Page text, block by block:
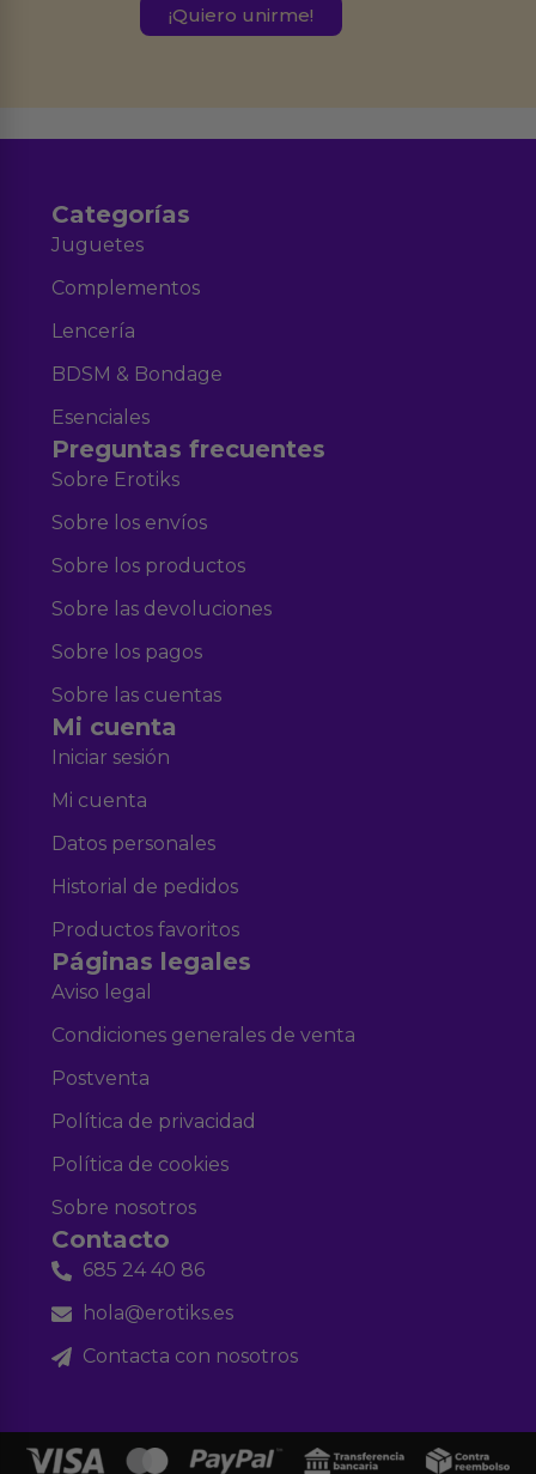
Destinatarios:Ferran Roig Muñoz. Podrás ejercer tus
Categorías
Juguetes
Complementos
Lencería
BDSM & Bondage
Esenciales
Preguntas frecuentes
Sobre Erotiks
Sobre los envíos
Sobre los productos
Sobre las devoluciones
Sobre los pagos
Sobre las cuentas
Mi cuenta
Iniciar sesión
Mi cuenta
Datos personales
Historial de pedidos
Productos favoritos
Páginas legales
Aviso legal
Condiciones generales de venta
Postventa
Política de privacidad
Política de cookies
Sobre nosotros
Contacto
685 24 40 86
hola@erotiks.es
Contacta con nosotros